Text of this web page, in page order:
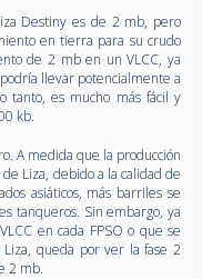
Destiny es de 2 mb, pero
en tierra para su crudo
de 2 mb en un VLCC, ya
llevar potencialmente a
tanto, es mucho más fácil y
kb.
A medida que la producción
Liza, debido a la calidad de
asiáticos, más barriles se
tanqueros. Sin embargo, ya
en cada FPSO o que se
queda por ver la fase 2
2 mb.